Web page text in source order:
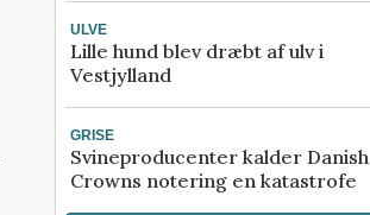
ULVE
Lille hund blev dræbt af ulv i
Vestjylland
GRISE
Svineproducenter kalder Danish
Crowns notering en katastrofe